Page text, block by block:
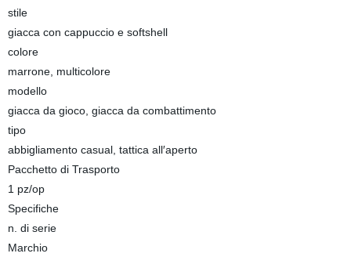
stile
giacca con cappuccio e softshell
colore
marrone, multicolore
modello
giacca da gioco, giacca da combattimento
tipo
abbigliamento casual, tattica all′aperto
Pacchetto di Trasporto
1 pz/op
Specifiche
n. di serie
Marchio